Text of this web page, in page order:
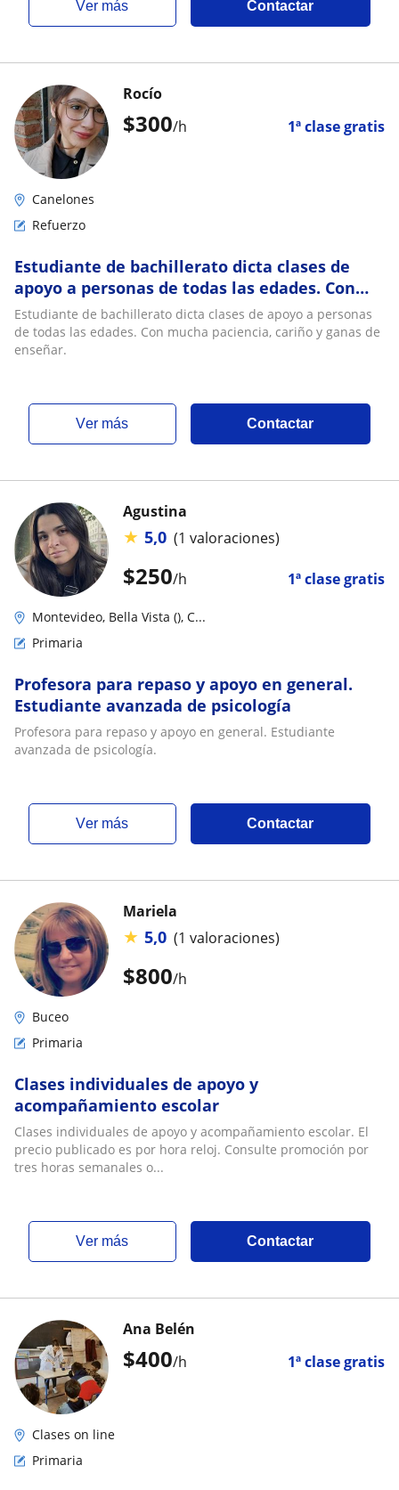
ver más Contactar
$300/h 1ª clase gratis
Rocío
Canelones
Refuerzo
Estudiante de bachillerato dicta clases de
apoyo a personas de todas las edades. Con
mucha paciencia, cariño y ganas de enseñar
Estudiante de bachillerato dicta clases de apoyo a personas
de todas las edades. Con mucha paciencia, cariño y ganas de
enseñar.
ver más Contactar
$250/h 1ª clase gratis
Agustina
★ 5,0 (1 valoraciones)
Montevideo, Bella Vista (), C...
Primaria
Profesora para repaso y apoyo en general.
Estudiante avanzada de psicología
Profesora para repaso y apoyo en general. Estudiante
avanzada de psicología.
ver más Contactar
$800/h
Mariela
★ 5,0 (1 valoraciones)
Buceo
Primaria
Clases individuales de apoyo y
acompañamiento escolar
Clases individuales de apoyo y acompañamiento escolar. El
precio publicado es por hora reloj. Consulte promoción por
tres horas semanales o...
ver más Contactar
$400/h 1ª clase gratis
Ana Belén
Clases on line
Primaria